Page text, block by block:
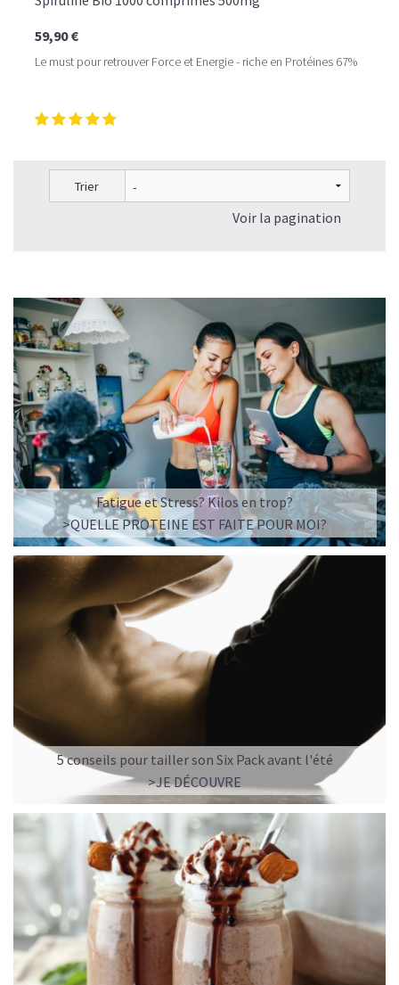
59,90 €
Le must pour retrouver Force et Energie - riche en Protéines 67%
Trier
Voir la pagination
Fatigue et Stress? Kilos en trop?
>QUELLE PROTEINE EST FAITE POUR MOI?
5 conseils pour tailler son Six Pack avant l'été
>JE DÉCOUVRE